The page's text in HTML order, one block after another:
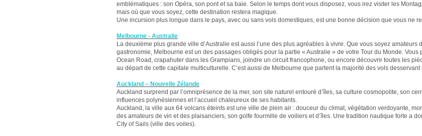
emblématiques : son Opéra, son pont et sa baie. Selon le temps dont vous disposez, vous irez visiter les
mais où que vous soyez, cette destination restera magique.
Une incursion plus longue dans le pays, avec ou sans vols domestiques, est une bonne décision que vous ne
Melbourne - Australie
La deuxième plus grande ville d’Australie est aussi l’une des plus agréables à vivre. Que vous soyez amateurs
gastronomie, Melbourne est un des passages obligés pour la partie « Australie » de votre Tour du Monde. Vous
Ocean Road, crapahuter dans les Grampians, joindre un circuit francophone, ou encore découvrir toutes les
au départ de cette capitale multiculturelle. C’est aussi de Melbourne que partent la majorité des vols desservant
Auckland – Nouvelle Zélande
Auckland surprend par l’omniprésence de la mer, son site naturel entouré d’îles, sa culture cosmopolite, son
influences polynésiennes et l’accueil chaleureux de ses habitants.
Auckland, la ville aux 64 volcans éteints est une ville de plein air : douceur du climat, végétation verdoyante,
des amateurs de vin et des plaisanciers, son golfe fourmille de voiliers et d’îles. Une tradition nautique forte a
City of Sails (ville des voiles).